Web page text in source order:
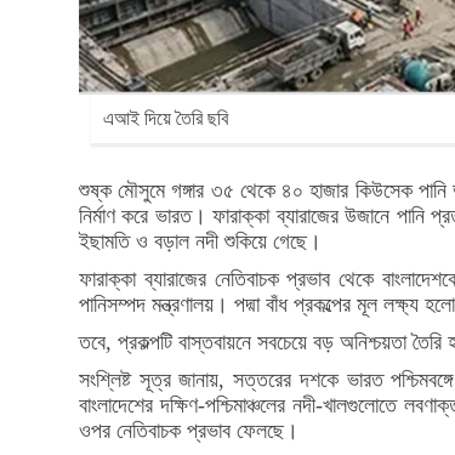
এআই দিয়ে তৈরি ছবি
শুষ্ক মৌসুমে গঙ্গার ৩৫ থেকে ৪০ হাজার কিউসেক পানি
নির্মাণ করে ভারত। ফারাক্কা ব্যারাজের উজানে পানি
ইছামতি ও বড়াল নদী শুকিয়ে গেছে।
ফারাক্কা ব্যারাজের নেতিবাচক প্রভাব থেকে
পানিসম্পদ মন্ত্রণালয়। পদ্মা বাঁধ প্রকল্পের মূল লক্ষ্য
তবে, প্রকল্পটি বাস্তবায়নে সবচেয়ে বড় অনিশ্চয়তা
সংশ্লিষ্ট সূত্র জানায়, সত্তরের দশকে ভারত
বাংলাদেশের দক্ষিণ-পশ্চিমাঞ্চলের নদী-খালগুলোতে
ওপর নেতিবাচক প্রভাব ফেলছে।